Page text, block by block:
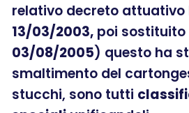
relativo decreto attuativo
13/03/2003, poi sostituito
03/08/2005) questo ha
smaltimento del
stucchi, sono tutti